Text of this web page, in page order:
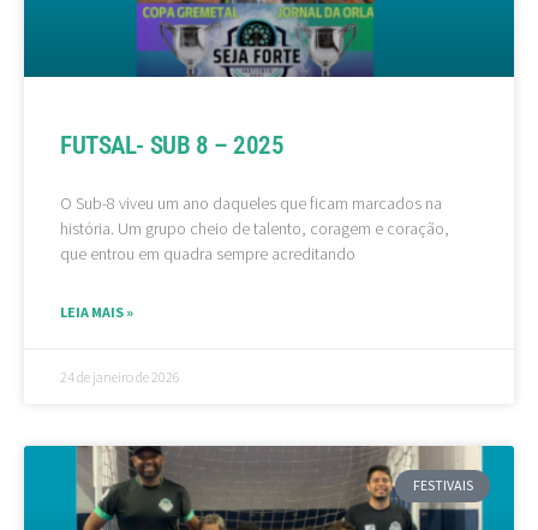
FUTSAL- SUB 8 – 2025
O Sub-8 viveu um ano daqueles que ficam marcados na
história. Um grupo cheio de talento, coragem e coração,
que entrou em quadra sempre acreditando
LEIA MAIS »
24 de janeiro de 2026
FESTIVAIS